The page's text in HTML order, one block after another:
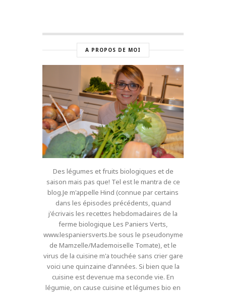
A PROPOS DE MOI
Des légumes et fruits biologiques et de
saison mais pas que! Tel est le mantra de ce
blog.Je m'appelle Hind (connue par certains
dans les épisodes précédents, quand
j'écrivais les recettes hebdomadaires de la
ferme biologique Les Paniers Verts,
www.lespaniersverts.be sous le pseudonyme
de Mamzelle/Mademoiselle Tomate), et le
virus de la cuisine m'a touchée sans crier gare
voici une quinzaine d'années. Si bien que la
cuisine est devenue ma seconde vie. En
légumie, on cause cuisine et légumes bio en